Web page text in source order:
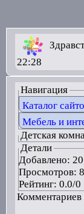
22:28
Навигация
Каталог
Мебель и
Детская
Детали
Добавлено:
Просмотров:
Рейтинг: 0.0/0
Комментариев